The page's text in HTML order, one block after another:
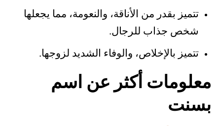
تتميز بقدر من الأناقة، والنعومة، مما يجعلها
شخص جذاب للرجال.
تتميز بالإخلاص، والوفاء الشديد لزوجها.
معلومات أكثر عن اسم
بسنت